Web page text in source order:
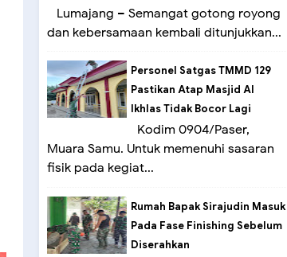
Lumajang – Semangat gotong royong
dan kebersamaan kembali ditunjukkan...
Personel Satgas TMMD 129
Pastikan Atap Masjid Al
Ikhlas Tidak Bocor Lagi
Kodim 0904/Paser,
Muara Samu. Untuk memenuhi sasaran
fisik pada kegiat...
Rumah Bapak Sirajudin Masuk
Pada Fase Finishing Sebelum
Diserahkan